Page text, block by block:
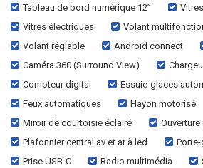
Tableau de bord numérique 12”
Vitres électriques
Volant
Volant réglable
Android connect
Caméra 360 (Surround View)
Compteur digital
Essuie-glaces
Feux automatiques
Hayon motorisé
Miroir de courtoisie éclairé
Plafonnier central av et ar à led
Prise USB-C
Radio multimédia